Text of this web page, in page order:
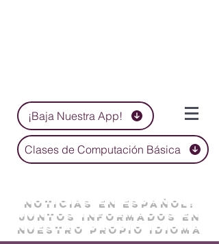
¡Baja Nuestra App!
Clases de Computación Básica
NOTICIAS EN ESPAÑOL:
JUNTOS INFORMADOS EN
NUESTRO PROPIO IDIOMA